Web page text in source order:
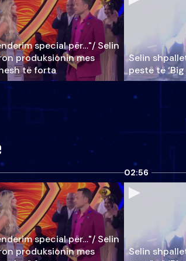
special për…"/ Selin
produksionin mes
të forta
Selin
pestë të
special për…"/ Selin
produksionin mes
02:56
Selin